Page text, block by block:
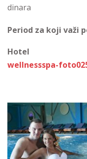
dinara
Period za koji važi
Hotel
wellnessspa-